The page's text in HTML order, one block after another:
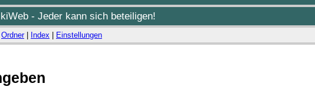
- Jeder kann sich beteiligen!
Ordner| Index Einstellungen